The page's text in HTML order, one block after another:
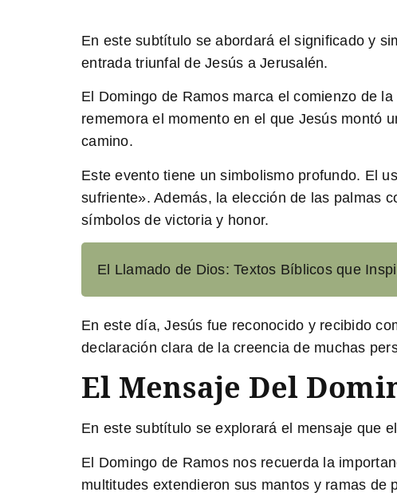
En este subtítulo se abordará el significado y
entrada triunfal de Jesús a Jerusalén.
El Domingo de Ramos marca el comienzo de
rememora el momento en el que Jesús montó
camino.
Este evento tiene un simbolismo profundo. El
sufriente». Además, la elección de las palmas
símbolos de victoria y honor.
El Llamado de Dios: Textos Bíblicos que
En este día, Jesús fue reconocido y recibido
declaración clara de la creencia de muchas
El Mensaje Del
En este subtítulo se explorará el mensaje que
El Domingo de Ramos nos recuerda la
multitudes extendieron sus mantos y ramas